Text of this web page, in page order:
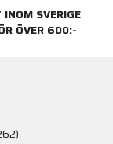
SVERIGE
ÖVER 600:-